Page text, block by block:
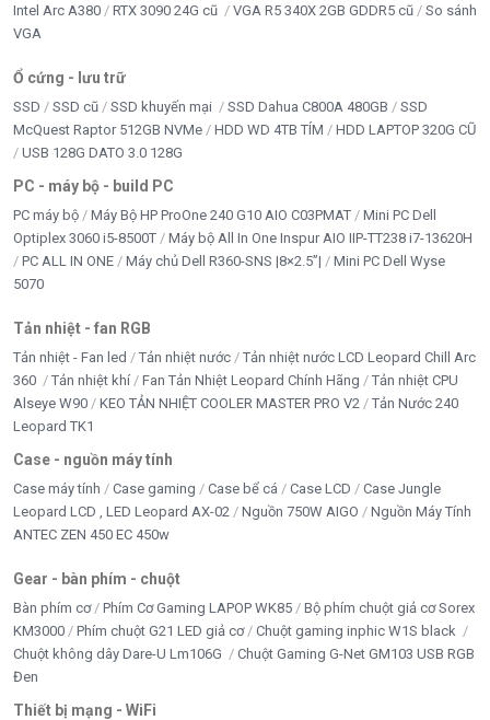
Intel Arc A380
RTX 3090 24G cũ VGA R5 340X 2GB GDDR5 cũ
So sánh
VGA
Ổ cứng - lưu trữ
SSD SSD cũ SSD khuyến mại SSD Dahua C800A 480GB
SSD
McQuest Raptor 512GB NVMe
HDD WD 4TB TÍM
HDD LAPTOP 320G CŨ
USB 128G DATO 3.0 128G
PC - máy bộ - build PC
PC máy bộ Máy Bộ HP ProOne 240 G10 AIO C03PMAT
Mini PC Dell
Optiplex 3060 i5-8500T
Máy bộ All In One Inspur AIO IIP-TT238 i7-13620H
PC ALL IN ONE
Máy chủ Dell R360-SNS |8×2.5”|
Mini PC Dell Wyse
5070
Tản nhiệt - fan RGB
Tản nhiệt - Fan led Tản nhiệt nước
Tản nhiệt nước LCD Leopard Chill Arc
360
Tản nhiệt khí Fan Tản Nhiệt Leopard Chính Hãng
Tản nhiệt CPU
Alseye W90
KEO TẢN NHIỆT COOLER MASTER PRO V2
Tản Nước 240
Leopard TK1
Case - nguồn máy tính
Case máy tính Case gaming Case bể cá Case LCD
Case Jungle
Leopard LCD , LED Leopard AX-02
Nguồn 750W AIGO
Nguồn Máy Tính
ANTEC ZEN 450 EC 450w
Gear - bàn phím - chuột
Bàn phím cơ Phím Cơ Gaming LAPOP WK85
Bộ phím chuột giả cơ Sorex
KM3000
Phím chuột G21 LED giả cơ
Chuột gaming inphic W1S black
Chuột không dây Dare-U Lm106G
Chuột Gaming G-Net GM103 USB RGB
Đen
Thiết bị mạng - WiFi